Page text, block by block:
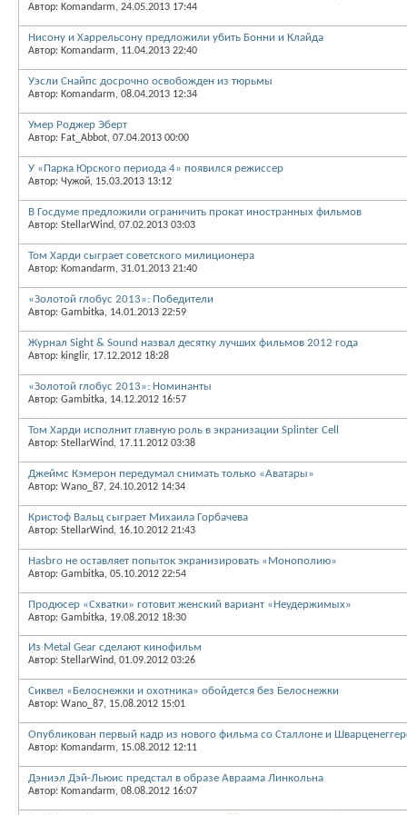
Автор: Komandarm, 24.05.2013 17:44
Нисону и Харрельсону предложили убить Бонни и Клайда
Автор: Komandarm, 11.04.2013 22:40
Уэсли Снайпс досрочно освобожден из тюрьмы
Автор: Komandarm, 08.04.2013 12:34
Умер Роджер Эберт
Автор: Fat_Abbot, 07.04.2013 00:00
У «Парка Юрского периода 4» появился режиссер
Автор: Чужой, 15.03.2013 13:12
В Госдуме предложили ограничить прокат иностранных фильмов
Автор: StellarWind, 07.02.2013 03:03
Том Харди сыграет советского милиционера
Автор: Komandarm, 31.01.2013 21:40
«Золотой глобус 2013»: Победители
Автор: Gambitka, 14.01.2013 22:59
Журнал Sight & Sound назвал десятку лучших фильмов 2012 года
Автор: kinglir, 17.12.2012 18:28
«Золотой глобус 2013»: Номинанты
Автор: Gambitka, 14.12.2012 16:57
Том Харди исполнит главную роль в экранизации Splinter Cell
Автор: StellarWind, 17.11.2012 03:38
Джеймс Кэмерон передумал снимать только «Аватары»
Автор: Wano_87, 24.10.2012 14:34
Кристоф Вальц сыграет Михаила Горбачева
Автор: StellarWind, 16.10.2012 21:43
Hasbro не оставляет попыток экранизировать «Монополию»
Автор: Gambitka, 05.10.2012 22:54
Продюсер «Схватки» готовит женский вариант «Неудержимых»
Автор: Gambitka, 19.08.2012 18:30
Из Metal Gear сделают кинофильм
Автор: StellarWind, 01.09.2012 03:26
Сиквел «Белоснежки и охотника» обойдется без Белоснежки
Автор: Wano_87, 15.08.2012 15:01
Опубликован первый кадр из нового фильма со Сталлоне и
Автор: Komandarm, 15.08.2012 12:11
Дэниэл Дэй-Льюис предстал в образе Авраама Линкольна
Автор: Komandarm, 08.08.2012 16:07